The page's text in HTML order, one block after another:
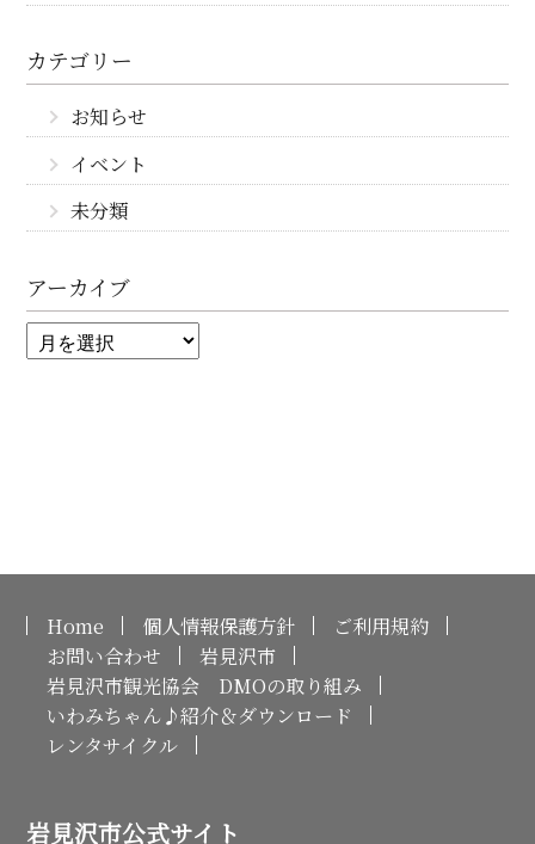
カテゴリー
お知らせ
イベント
未分類
アーカイブ
Home 個人情報保護方針
ご利用規約
お問い合わせ
岩見沢市
岩見沢市観光協会 DMOの取り組み
いわみちゃん♪紹介＆ダウンロード
レンタサイクル
岩見沢市公式サイト